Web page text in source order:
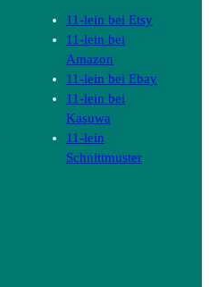
11-lein bei Etsy
11-lein bei
Amazon
11-lein bei Ebay
11-lein bei
Kasuwa
11-lein
Schnittmuster